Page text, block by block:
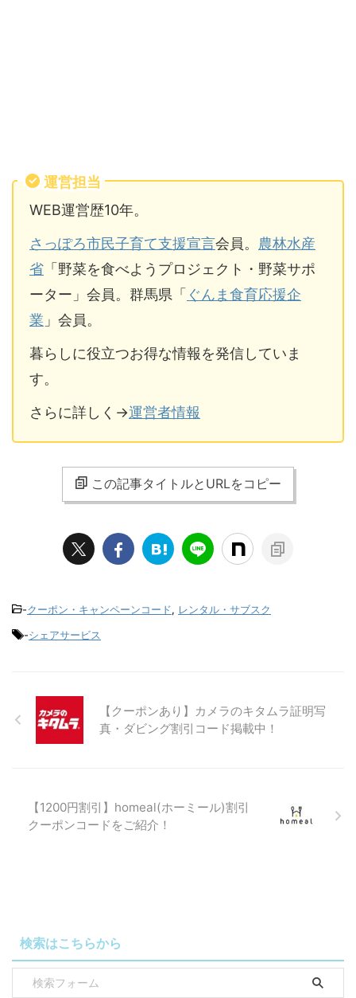
運営担当
WEB運営歴10年。
さっぽろ市民子育て支援宣言会員。 農林水産
省 「野菜を食べようプロジェクト・野菜サポ
ーター」会員。群馬県「 ぐんま食育応援企
業 」会員。
暮らしに役立つお得な情報を発信していま
す。
さらに詳しく→運営者情報
この記事タイトルとURLをコピー
-クーポン・キャンペーンコード, レンタル・サブスク
-シェアサービス
【クーポンあり】カメラのキタムラ証明写
真・ダビング割引コード掲載中！
【1200円割引】homeal(ホーミール)割引
クーポンコードをご紹介！
検索はこちらから